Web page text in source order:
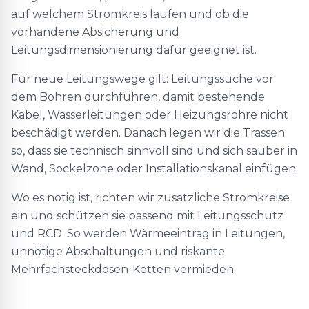
auf welchem Stromkreis laufen und ob die
vorhandene Absicherung und
Leitungsdimensionierung dafür geeignet ist.
Für neue Leitungswege gilt: Leitungssuche vor
dem Bohren durchführen, damit bestehende
Kabel, Wasserleitungen oder Heizungsrohre nicht
beschädigt werden. Danach legen wir die Trassen
so, dass sie technisch sinnvoll sind und sich sauber in
Wand, Sockelzone oder Installationskanal einfügen.
Wo es nötig ist, richten wir zusätzliche Stromkreise
ein und schützen sie passend mit Leitungsschutz
und RCD. So werden Wärmeeintrag in Leitungen,
unnötige Abschaltungen und riskante
Mehrfachsteckdosen-Ketten vermieden.